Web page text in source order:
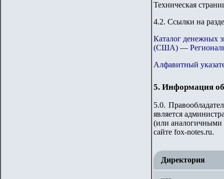
Техническая
4.2. Ссылки на
Каталог денежных
(США) —
Алфавитный
5. Информация
5.0.
является
(или аналогичными
сайте fox-notes.ru.
Директория